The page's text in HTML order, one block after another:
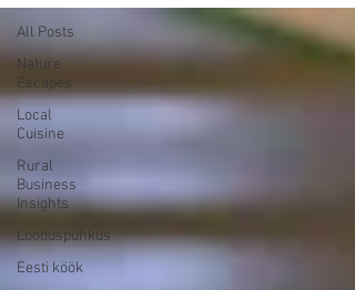
All Posts
Nature
Escapes
Local
Cuisine
Rural
Business
Insights
Looduspuhkus
Eesti köök